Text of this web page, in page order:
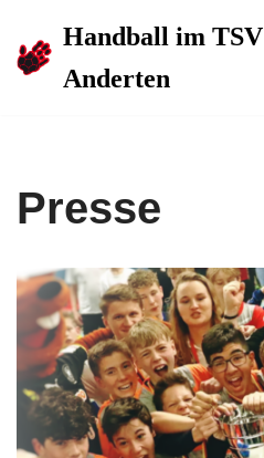
Zum
Handball im TSV
Anderten
Presse